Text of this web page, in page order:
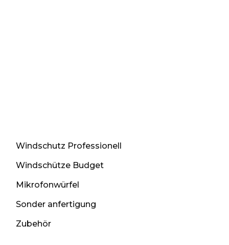
Windschutz Professionell
Windschütze Budget
Mikrofonwürfel
Sonder anfertigung
Zubehör